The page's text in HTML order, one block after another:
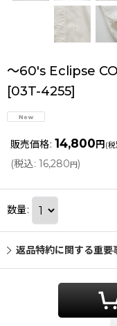
〜60's Eclipse
[03T-4255]
販売価格: 14,800円 (税
(税込: 16,280円)
数量:
返品特約に関する重要